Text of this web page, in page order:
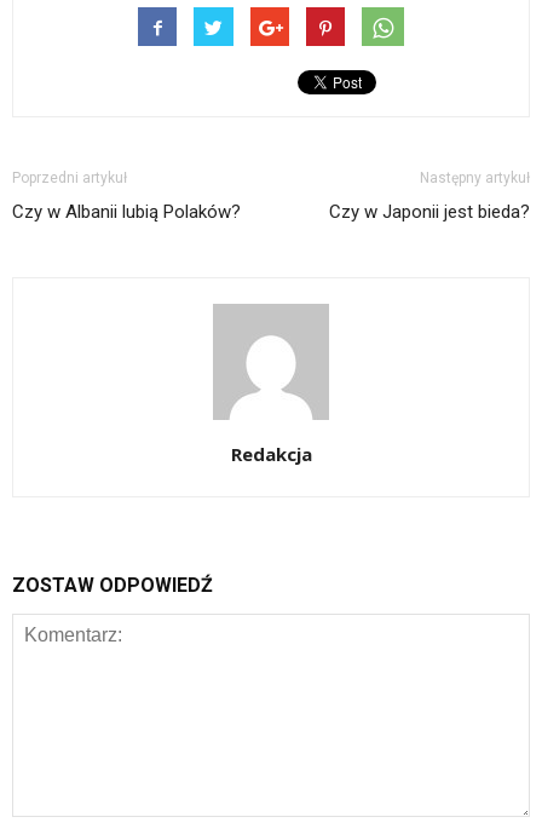
Poprzedni artykuł
Czy w Albanii lubią Polaków?
Następny artykuł
Czy w Japonii jest bieda?
Redakcja
ZOSTAW ODPOWIEDŹ